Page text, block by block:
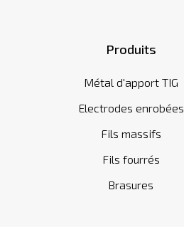
Produits
Métal d'apport TIG
Electrodes enrobées
Fils massifs
Fils fourrés
Brasures